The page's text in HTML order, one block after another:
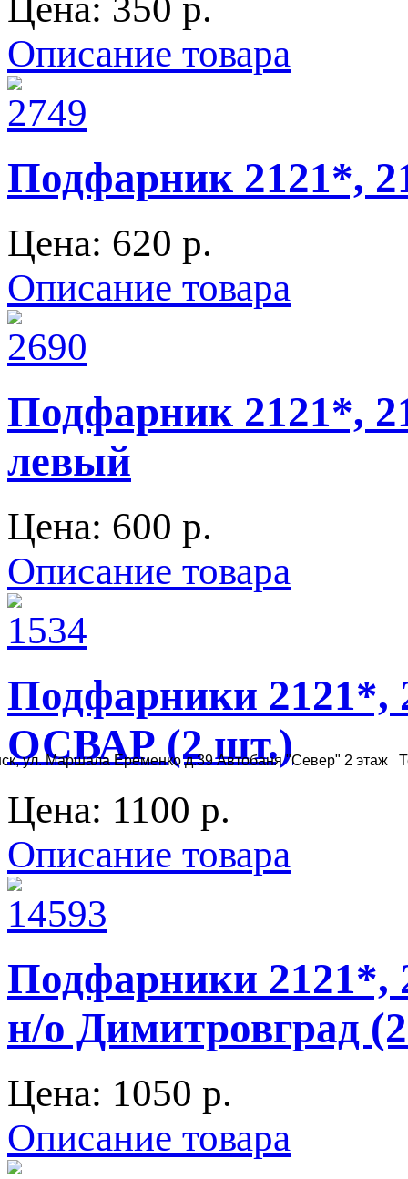
ул. Маршала Еременко д.39 Автобаня "Север" 2 этаж
Цена: 350 p.
Описание товара
Подфарник 2121*,
Цена: 620 p.
Описание товара
Подфарник 2121*,
левый
Цена: 600 p.
Описание товара
Подфарники 2121*,
ОСВАР (2 шт.)
Цена: 1100 p.
Описание товара
Подфарники 2121*,
н/о Димитровград
Цена: 1050 p.
Описание товара